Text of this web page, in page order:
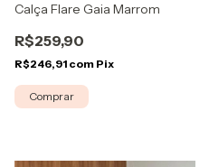
Calça Flare Gaia Marrom
R$259,90
R$246,91 com Pix
Comprar